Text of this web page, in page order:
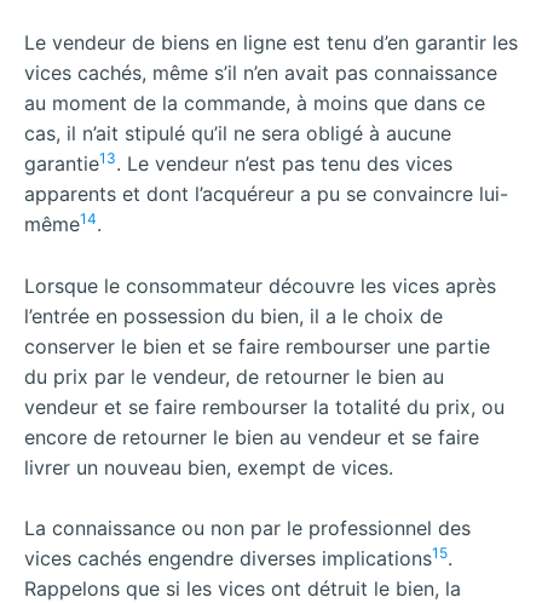
Le vendeur de biens en ligne est tenu d’en garantir les
vices cachés, même s’il n’en avait pas connaissance
au moment de la commande, à moins que dans ce
cas, il n’ait stipulé qu’il ne sera obligé à aucune
garantie13. Le vendeur n’est pas tenu des vices
apparents et dont l’acquéreur a pu se convaincre lui-
même14.
Lorsque le consommateur découvre les vices après
l’entrée en possession du bien, il a le choix de
conserver le bien et se faire rembourser une partie
du prix par le vendeur, de retourner le bien au
vendeur et se faire rembourser la totalité du prix, ou
encore de retourner le bien au vendeur et se faire
livrer un nouveau bien, exempt de vices.
La connaissance ou non par le professionnel des
vices cachés engendre diverses implications15.
Rappelons que si les vices ont détruit le bien, la